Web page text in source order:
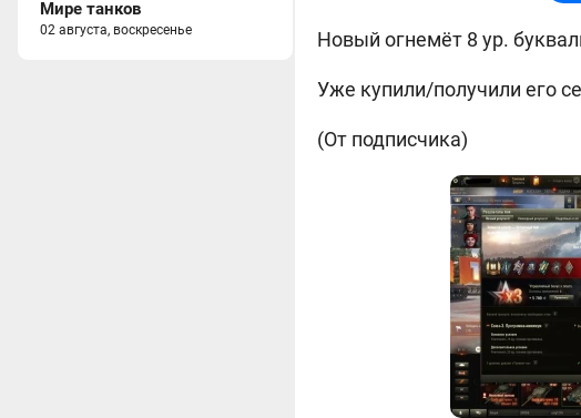
Мире танков
02 августа, воскресенье Новый огнемёт 8 ур.
Уже купили/получили его
(От подписчика)